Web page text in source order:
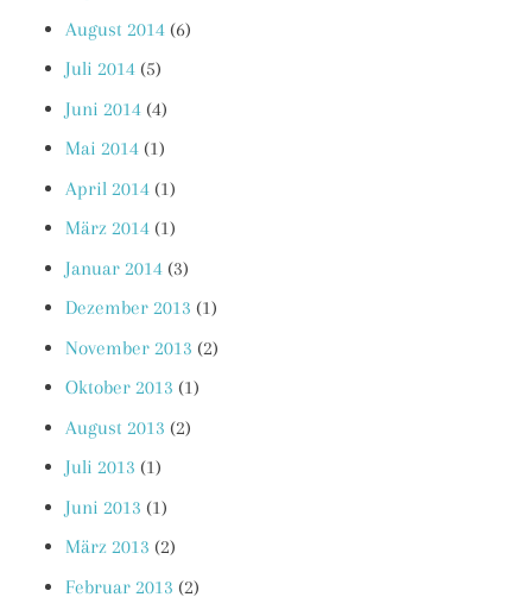
August 2014 (6)
Juli 2014 (5)
Juni 2014 (4)
Mai 2014 (1)
April 2014 (1)
März 2014 (1)
Januar 2014 (3)
Dezember 2013 (1)
November 2013 (2)
Oktober 2013 (1)
August 2013 (2)
Juli 2013 (1)
Juni 2013 (1)
März 2013 (2)
Februar 2013 (2)